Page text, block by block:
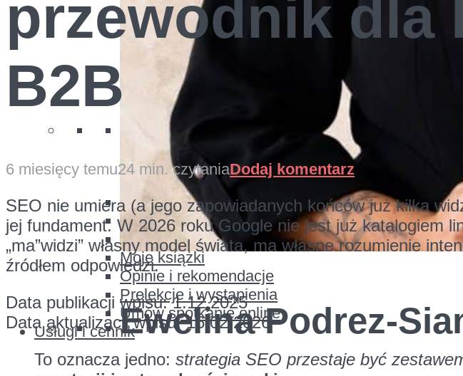
Ewelina Podrez-
O mnie
Moje firmy
W mediach
Moje książki
Opinie i rekomendacje
Prelekcje i wystąpienia
Umów spotkanie online
Usługi i cennikEwelina Podrez-
przewodnik dla
B2B
6 miesięcy temu24 min. czytaniaDodaj komentarz
SEO nie umiera (a jego zapowiadanych końców już kilka
jej fundament. W 2026 roku Google nie jest już katalogiem
„ma”widzi” własny model świata, ma własne rozumienie
źródłem odpowiedzi.
Data publikacji wpisu: 1.12.2025
Data aktualizacji wpisu: 16.02.2026
To oznacza jedno: strategia SEO przestaje być